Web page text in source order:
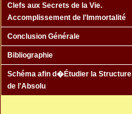
Clefs aux Secrets de la Vie.
Accomplissement de l'Immortalité
Conclusion Générale
Bibliographie
Schéma afin d�Étudier la Structure
de l'Absolu